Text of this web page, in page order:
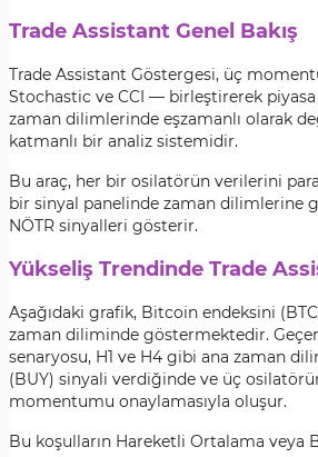
Trade Assistant Genel Bakış
Trade Assistant Göstergesi, üç
Stochastic ve CCI — birleştirerek piyasa
zaman dilimlerinde eşzamanlı olarak
katmanlı bir analiz sistemidir.
Bu araç, her bir osilatörün verilerini
bir sinyal panelinde zaman dilimlerine
NÖTR sinyalleri gösterir.
Yükseliş Trendinde Trade
Aşağıdaki grafik, Bitcoin endeksini
zaman diliminde göstermektedir.
senaryosu, H1 ve H4 gibi ana zaman
(BUY) sinyali verdiğinde ve üç
momentumu onaylamasıyla oluşur.
Bu koşulların Hareketli Ortalama veya